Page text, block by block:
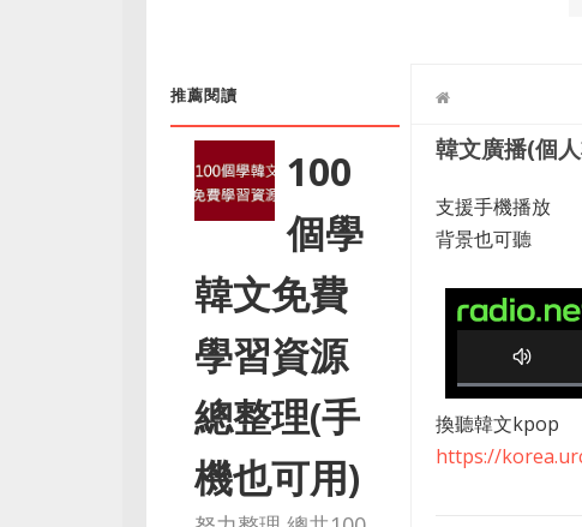
推薦閱讀
100
個學
韓文免費
學習資源
總整理(手
機也可用)
韓文廣播(個
支援手機播放
背景也可聽
0
%
C
o
換聽韓文kpop
https://